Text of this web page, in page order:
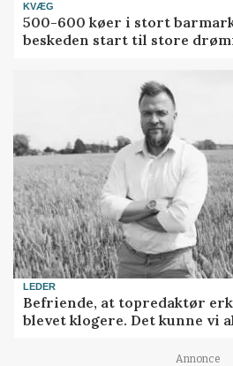
KVÆG
500-600 køer i stort
beskeden start til store
LEDER
Befriende, at topredaktør
blevet klogere. Det kunne vi
Annonce